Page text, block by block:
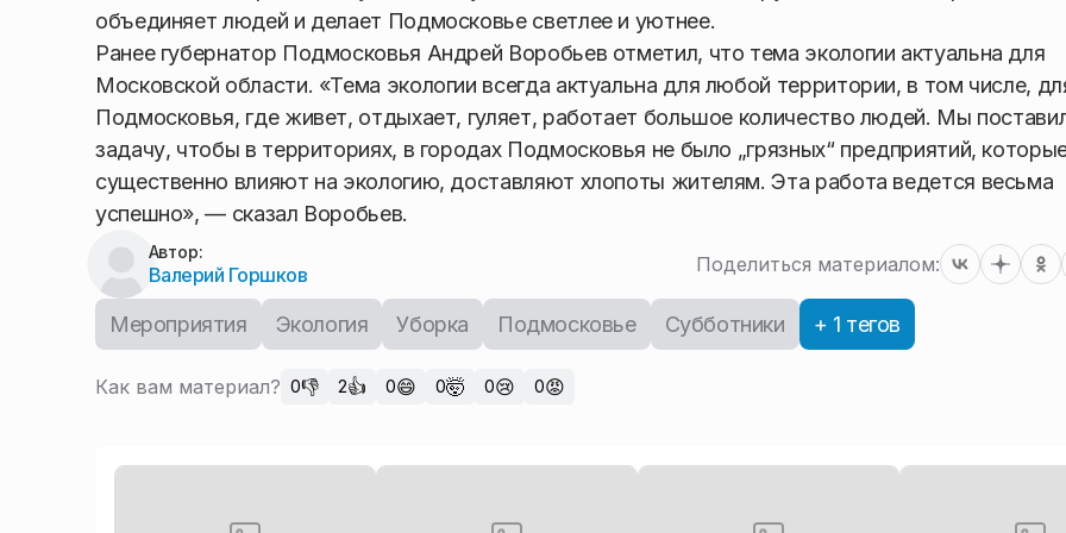
объединяет людей и делает Подмосковье светлее и уютнее.
Ранее губернатор Подмосковья Андрей Воробьев отметил, что тема экологии актуальна для
Московской области. «Тема экологии всегда актуальна для любой территории, в том числе,
Подмосковья, где живет, отдыхает, гуляет, работает большое количество людей. Мы
задачу, чтобы в территориях, в городах Подмосковья не было „грязных“ предприятий,
существенно влияют на экологию, доставляют хлопоты жителям. Эта работа ведется весьма
успешно», — сказал Воробьев.
Автор:
Валерий Горшков Поделиться материалом:
Мероприятия Экология Уборка Подмосковье Субботники + 1 тегов
Как вам материал? 0👎 2👍 0😄 0🤯 0😢 0😡